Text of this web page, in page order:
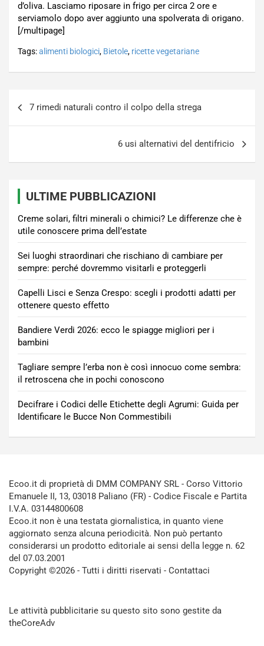
d’oliva. Lasciamo riposare in frigo per circa 2 ore e
serviamolo dopo aver aggiunto una spolverata di origano.
[/multipage]
Tags:alimenti biologici, Bietole, ricette vegetariane
7 rimedi naturali contro il colpo della strega
6 usi alternativi del dentifricio
ULTIME PUBBLICAZIONI
Creme solari, filtri minerali o chimici? Le differenze che è
utile conoscere prima dell’estate
Sei luoghi straordinari che rischiano di cambiare per
sempre: perché dovremmo visitarli e proteggerli
Capelli Lisci e Senza Crespo: scegli i prodotti adatti per
ottenere questo effetto
Bandiere Verdi 2026: ecco le spiagge migliori per i
bambini
Tagliare sempre l’erba non è così innocuo come sembra:
il retroscena che in pochi conoscono
Decifrare i Codici delle Etichette degli Agrumi: Guida per
Identificare le Bucce Non Commestibili
Ecoo.it di proprietà di DMM COMPANY SRL - Corso Vittorio
Emanuele II, 13, 03018 Paliano (FR) - Codice Fiscale e Partita
I.V.A. 03144800608
Ecoo.it non è una testata giornalistica, in quanto viene
aggiornato senza alcuna periodicità. Non può pertanto
considerarsi un prodotto editoriale ai sensi della legge n. 62
del 07.03.2001
Copyright ©2026 - Tutti i diritti riservati - Contattaci
Le attività pubblicitarie su questo sito sono gestite da
theCoreAdv